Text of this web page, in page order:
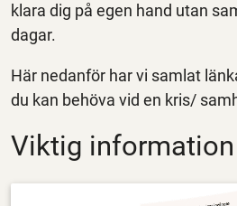
klara dig på egen hand utan
dagar.
Här nedanför har vi samlat
du kan behöva vid en kris/
Viktig information